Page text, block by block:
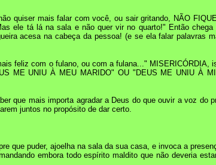
quiser mais falar com você, ou sair gritando, NÃO
ele tá lá na sala e não quer vir no quarto!" Então
acesa na cabeça da pessoa! (e se ela falar palavras
feliz com o fulano, ou com a fulana..." MISERICÓRDIA,
ME UNIU À MEU MARIDO" OU "DEUS ME UNIU À
que mais importa agradar a Deus do que ouvir a voz do
juntos no propósito de dar certo.
que puder, ajoelha na sala da sua casa, e invoca a
embora todo espírito maldito que não deveria